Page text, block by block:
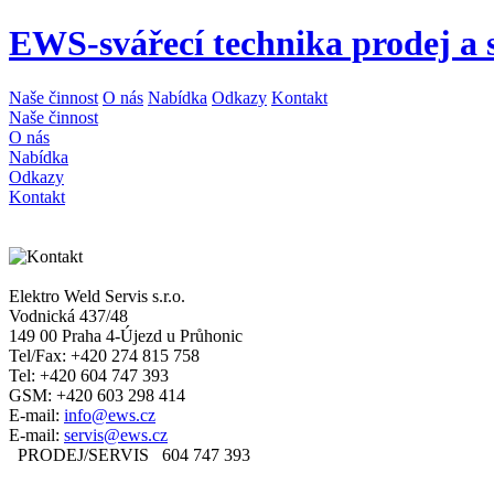
EWS-svářecí technika prodej a
Naše činnost O nás Nabídka Odkazy Kontakt
Naše činnost
O nás
Nabídka
Odkazy
Kontakt
Elektro Weld Servis s.r.o.
Vodnická 437/48
149 00 Praha 4-Újezd u Průhonic
Tel/Fax: +420 274 815 758
Tel: +420 604 747 393
GSM: +420 603 298 414
E-mail: info@ews.cz
E-mail: servis@ews.cz
PRODEJ/SERVIS 604 747 393